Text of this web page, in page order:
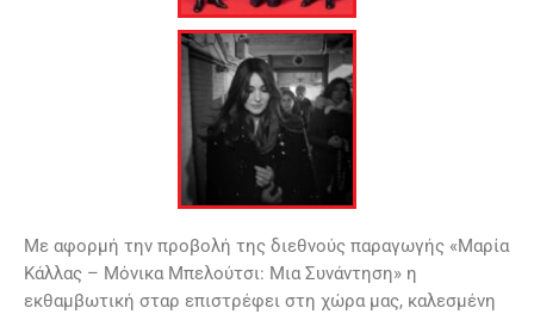
Με αφορμή την προβολή της διεθνούς παραγωγής «Μαρία
Κάλλας – Μόνικα Μπελούτσι: Μια Συνάντηση» η
εκθαμβωτική σταρ επιστρέφει στη χώρα μας, καλεσμένη